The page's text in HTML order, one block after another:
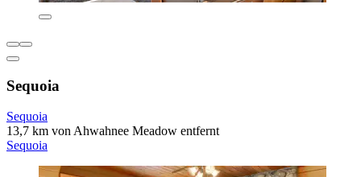
Sequoia
Sequoia
13,7 km von Ahwahnee Meadow entfernt
Sequoia